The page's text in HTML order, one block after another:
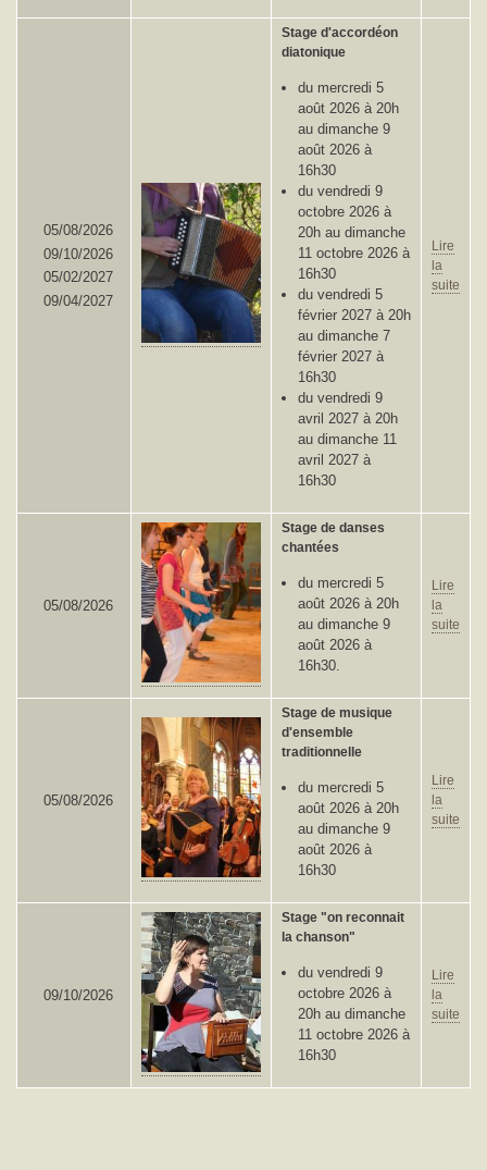
05/08/2026
09/10/2026
05/02/2027
09/04/2027
Stage d'accordéon
diatonique
du mercredi 5
août 2026 à 20h
au dimanche 9
août 2026 à
16h30
du vendredi 9
octobre 2026 à
20h au dimanche
11 octobre 2026 à
16h30
du vendredi 5
février 2027 à 20h
au dimanche 7
février 2027 à
16h30
du vendredi 9
avril 2027 à 20h
au dimanche 11
avril 2027 à
16h30
Lire
la
suite
05/08/2026
Stage de danses
chantées
du mercredi 5
août 2026 à 20h
au dimanche 9
août 2026 à
16h30.
Lire
la
suite
05/08/2026
Stage de musique
d'ensemble
traditionnelle
du mercredi 5
août 2026 à 20h
au dimanche 9
août 2026 à
16h30
Lire
la
suite
09/10/2026
Stage "on reconnait
la chanson"
du vendredi 9
octobre 2026 à
20h au dimanche
11 octobre 2026 à
16h30
Lire
la
suite